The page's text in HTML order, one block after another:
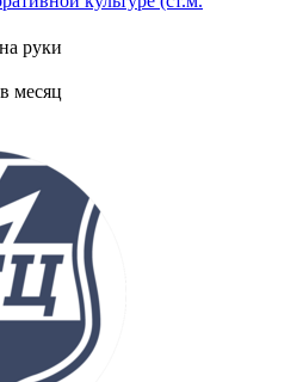
на руки
месяц